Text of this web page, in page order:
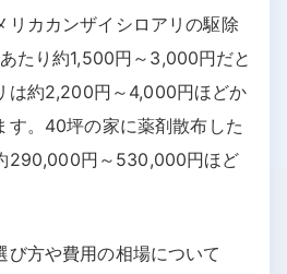
リカカンザイシロアリの駆除
たり約1,500円～3,000円だと
は約2,200円～4,000円ほどか
す。40坪の家に薬剤散布した
290,000円～530,000円ほど
び方や費用の相場について